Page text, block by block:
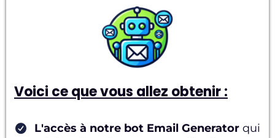
Voici ce que vous allez obtenir :
L'accès à notre bot Email Generator qui